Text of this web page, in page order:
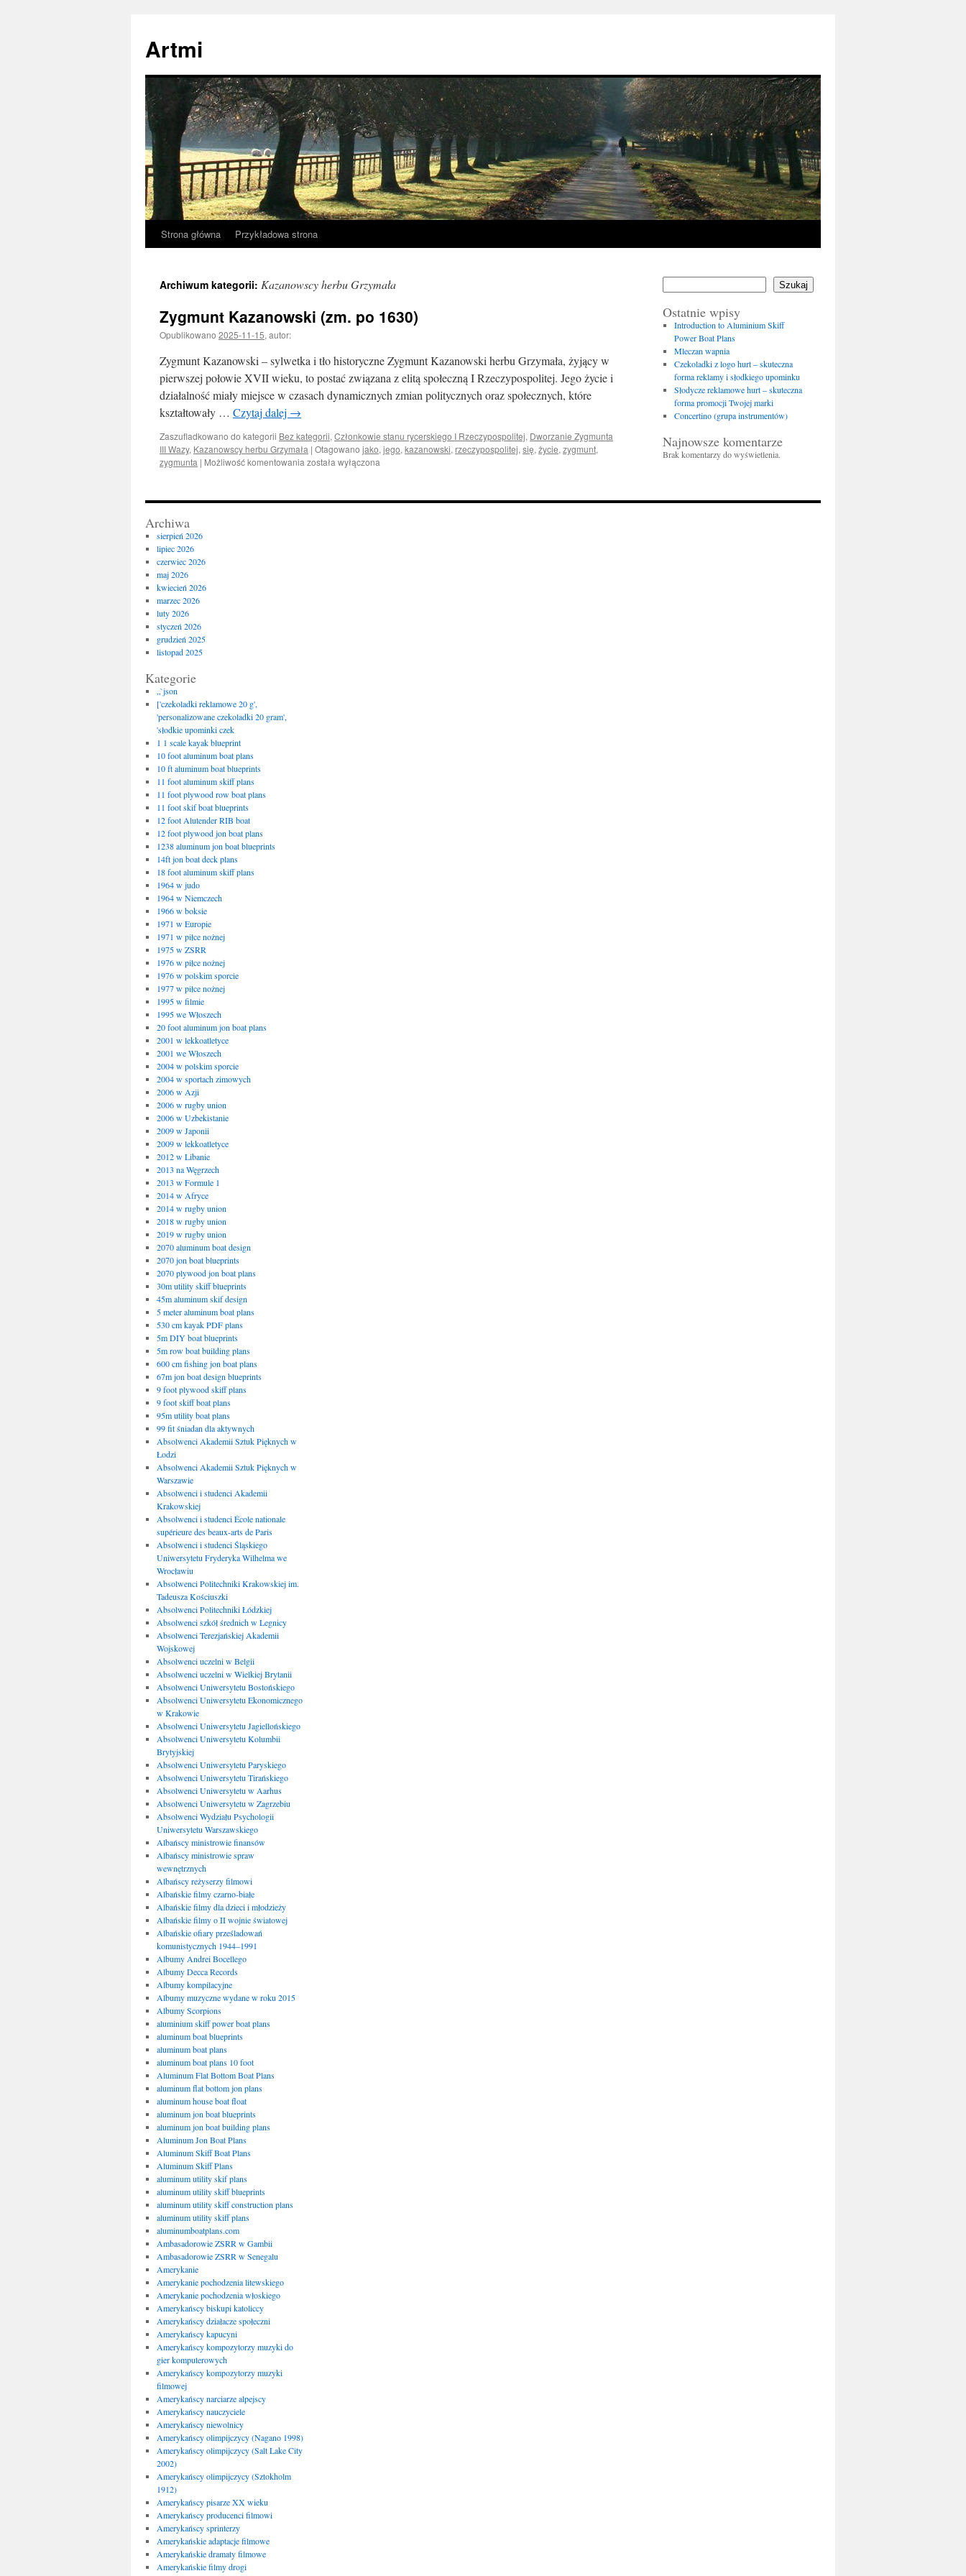
treści
Artmi
Strona główna Przykładowa strona
Archiwum kategorii: Kazanowscy herbu Grzymała
Zygmunt Kazanowski (zm. po 1630)
Opublikowano 2025-11-15, autor:
Zygmunt Kazanowski – sylwetka i tło historyczne Zygmunt Kazanowski herbu Grzymała, żyjący w
pierwszej połowie XVII wieku, to postać związana z elitą społeczną I Rzeczypospolitej. Jego życie i
działalność miały miejsce w czasach dynamicznych zmian politycznych oraz społecznych, które
kształtowały … Czytaj dalej →
Zaszufladkowano do kategorii Bez kategorii, Członkowie stanu rycerskiego I Rzeczypospolitej, Dworzanie Zygmunta
III Wazy, Kazanowscy herbu Grzymała | Otagowano jako, jego, kazanowski, rzeczypospolitej, się, życie, zygmunt,
zygmunta | Możliwość komentowania Zygmunt
po
została wyłączona
Szukaj
Ostatnie wpisy
Introduction to Aluminium Skiff
Power Boat Plans
Mleczan wapnia
Czekoladki z logo hurt – skuteczna
forma reklamy i słodkiego upominku
Słodycze reklamowe hurt – skuteczna
forma promocji Twojej marki
Concertino (grupa instrumentów)
Najnowsze komentarze
Brak komentarzy do wyświetlenia.
Archiwa
sierpień 2026
lipiec 2026
czerwiec 2026
maj 2026
kwiecień 2026
marzec 2026
luty 2026
styczeń 2026
grudzień 2025
listopad 2025
Kategorie
„`json
['czekoladki reklamowe 20 g',
'personalizowane czekoladki 20 gram',
'słodkie upominki czek
1 1 scale kayak blueprint
10 foot aluminum boat plans
10 ft aluminum boat blueprints
11 foot aluminum skiff plans
11 foot plywood row boat plans
11 foot skif boat blueprints
12 foot Alutender RIB boat
12 foot plywood jon boat plans
1238 aluminum jon boat blueprints
14ft jon boat deck plans
18 foot aluminum skiff plans
1964 w judo
1964 w Niemczech
1966 w boksie
1971 w Europie
1971 w piłce nożnej
1975 w ZSRR
1976 w piłce nożnej
1976 w polskim sporcie
1977 w piłce nożnej
1995 w filmie
1995 we Włoszech
20 foot aluminum jon boat plans
2001 w lekkoatletyce
2001 we Włoszech
2004 w polskim sporcie
2004 w sportach zimowych
2006 w Azji
2006 w rugby union
2006 w Uzbekistanie
2009 w Japonii
2009 w lekkoatletyce
2012 w Libanie
2013 na Węgrzech
2013 w Formule 1
2014 w Afryce
2014 w rugby union
2018 w rugby union
2019 w rugby union
2070 aluminum boat design
2070 jon boat blueprints
2070 plywood jon boat plans
30m utility skiff blueprints
45m aluminum skif design
5 meter aluminum boat plans
530 cm kayak PDF plans
5m DIY boat blueprints
5m row boat building plans
600 cm fishing jon boat plans
67m jon boat design blueprints
9 foot plywood skiff plans
9 foot skiff boat plans
95m utility boat plans
99 fit śniadan dla aktywnych
Absolwenci Akademii Sztuk Pięknych w
Łodzi
Absolwenci Akademii Sztuk Pięknych w
Warszawie
Absolwenci i studenci Akademii
Krakowskiej
Absolwenci i studenci École nationale
supérieure des beaux-arts de Paris
Absolwenci i studenci Śląskiego
Uniwersytetu Fryderyka Wilhelma we
Wrocławiu
Absolwenci Politechniki Krakowskiej im.
Tadeusza Kościuszki
Absolwenci Politechniki Łódzkiej
Absolwenci szkół średnich w Legnicy
Absolwenci Terezjańskiej Akademii
Wojskowej
Absolwenci uczelni w Belgii
Absolwenci uczelni w Wielkiej Brytanii
Absolwenci Uniwersytetu Bostońskiego
Absolwenci Uniwersytetu Ekonomicznego
w Krakowie
Absolwenci Uniwersytetu Jagiellońskiego
Absolwenci Uniwersytetu Kolumbii
Brytyjskiej
Absolwenci Uniwersytetu Paryskiego
Absolwenci Uniwersytetu Tirańskiego
Absolwenci Uniwersytetu w Aarhus
Absolwenci Uniwersytetu w Zagrzebiu
Absolwenci Wydziału Psychologii
Uniwersytetu Warszawskiego
Albańscy ministrowie finansów
Albańscy ministrowie spraw
wewnętrznych
Albańscy reżyserzy filmowi
Albańskie filmy czarno-białe
Albańskie filmy dla dzieci i młodzieży
Albańskie filmy o II wojnie światowej
Albańskie ofiary prześladowań
komunistycznych 1944–1991
Albumy Andrei Bocellego
Albumy Decca Records
Albumy kompilacyjne
Albumy muzyczne wydane w roku 2015
Albumy Scorpions
aluminium skiff power boat plans
aluminum boat blueprints
aluminum boat plans
aluminum boat plans 10 foot
Aluminum Flat Bottom Boat Plans
aluminum flat bottom jon plans
aluminum house boat float
aluminum jon boat blueprints
aluminum jon boat building plans
Aluminum Jon Boat Plans
Aluminum Skiff Boat Plans
Aluminum Skiff Plans
aluminum utility skif plans
aluminum utility skiff blueprints
aluminum utility skiff construction plans
aluminum utility skiff plans
aluminumboatplans.com
Ambasadorowie ZSRR w Gambii
Ambasadorowie ZSRR w Senegalu
Amerykanie
Amerykanie pochodzenia litewskiego
Amerykanie pochodzenia włoskiego
Amerykańscy biskupi katoliccy
Amerykańscy działacze społeczni
Amerykańscy kapucyni
Amerykańscy kompozytorzy muzyki do
gier komputerowych
Amerykańscy kompozytorzy muzyki
filmowej
Amerykańscy narciarze alpejscy
Amerykańscy nauczyciele
Amerykańscy niewolnicy
Amerykańscy olimpijczycy (Nagano 1998)
Amerykańscy olimpijczycy (Salt Lake City
2002)
Amerykańscy olimpijczycy (Sztokholm
1912)
Amerykańscy pisarze XX wieku
Amerykańscy producenci filmowi
Amerykańscy sprinterzy
Amerykańskie adaptacje filmowe
Amerykańskie dramaty filmowe
Amerykańskie filmy drogi